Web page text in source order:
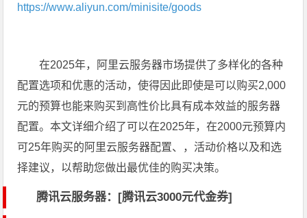
https://www.aliyun.com/minisite/goods
在2025年，阿里云服务器市场提供了多样化的各种
配置选项和优惠的活动，使得因此即使是可以购买2,000
元的预算也能来购买到高性价比具有成本效益的服务器
配置。本文详细介绍了可以在2025年，在2000元预算内
可25年购买的阿里云服务器配置、，活动价格以及和选
择建议，以帮助您做出最优佳的购买决策。
腾讯云服务器：[腾讯云3000元代金券]